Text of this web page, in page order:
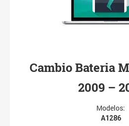
Cambio Bateria
2009 –
Modelos:
A1286